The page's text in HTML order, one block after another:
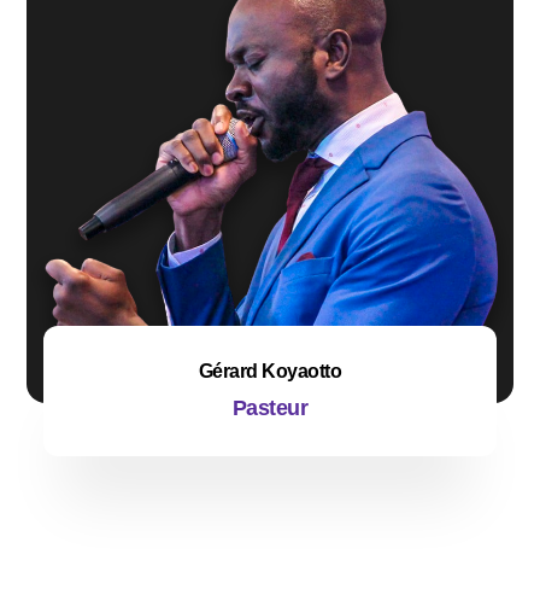
Gérard Koyaotto
Pasteur